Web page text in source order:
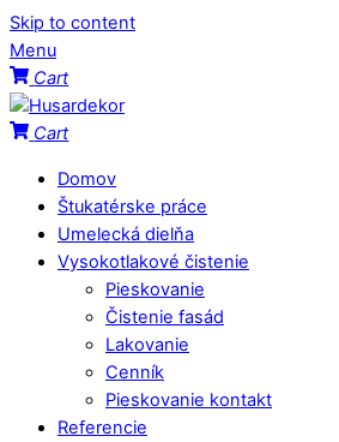
Skip to content
Menu
Cart
Cart
Domov
Štukatérske práce
Umelecká dielňa
Vysokotlakové čistenie
Pieskovanie
Čistenie fasád
Lakovanie
Cenník
Pieskovanie kontakt
Referencie